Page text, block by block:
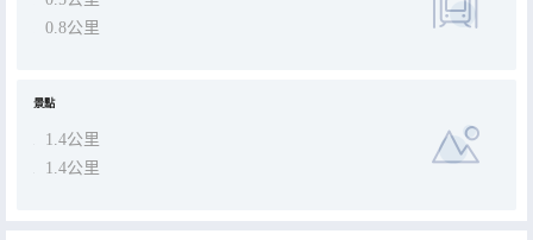
0.8公里
景點
1.4公里
1.4公里